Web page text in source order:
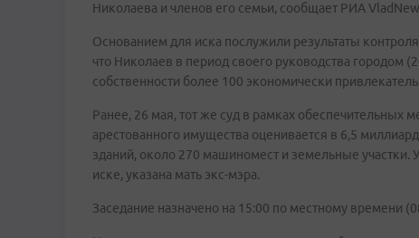
Николаева и членов его семьи, сообщает РИА
Основанием для иска послужили результаты
что Николаев в период своего руководства городом
собственности более 100 экономически
Ранее, 26 мая, тот же суд в рамках обеспечительных
арестованного имущества оценивается в 6,5
зданий, около 270 машиномест и земельные
иске, указана мать экс-мэра.
Заседание назначено на 15:00 по местному времени